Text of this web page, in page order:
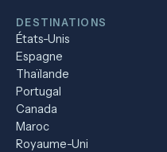
DESTINATIONS
États-Unis
Espagne
Thaïlande
Portugal
Canada
Maroc
Royaume-Uni